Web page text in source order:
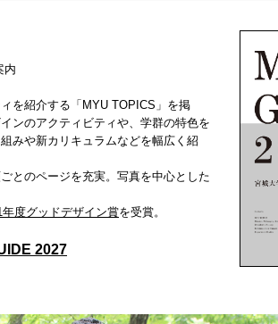
内
を紹介する「MYU TOPICS」を掲
ンのアクティビティや、学群の特色を
みや新カリキュラムなどを幅広く紹
とのページを充実。写真を中心とした
年度グッドデザイン賞を受賞。
2027